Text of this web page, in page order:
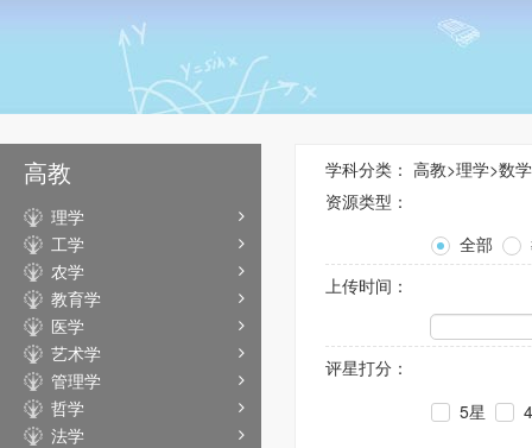
高教
理学
工学
农学
教育学
医学
艺术学
管理学
哲学
法学
学科分类： 高教>理学>数
资源类型：
全部
上传时间：
评星打分：
5星